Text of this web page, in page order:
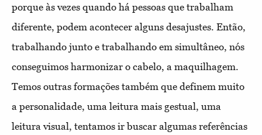
porque às vezes quando há pessoas que trabalham
diferente, podem acontecer alguns desajustes. Então,
trabalhando junto e trabalhando em simultâneo, nós
conseguimos harmonizar o cabelo, a maquilhagem.
Temos outras formações também que definem muito
a personalidade, uma leitura mais gestual, uma
leitura visual, tentamos ir buscar algumas referências